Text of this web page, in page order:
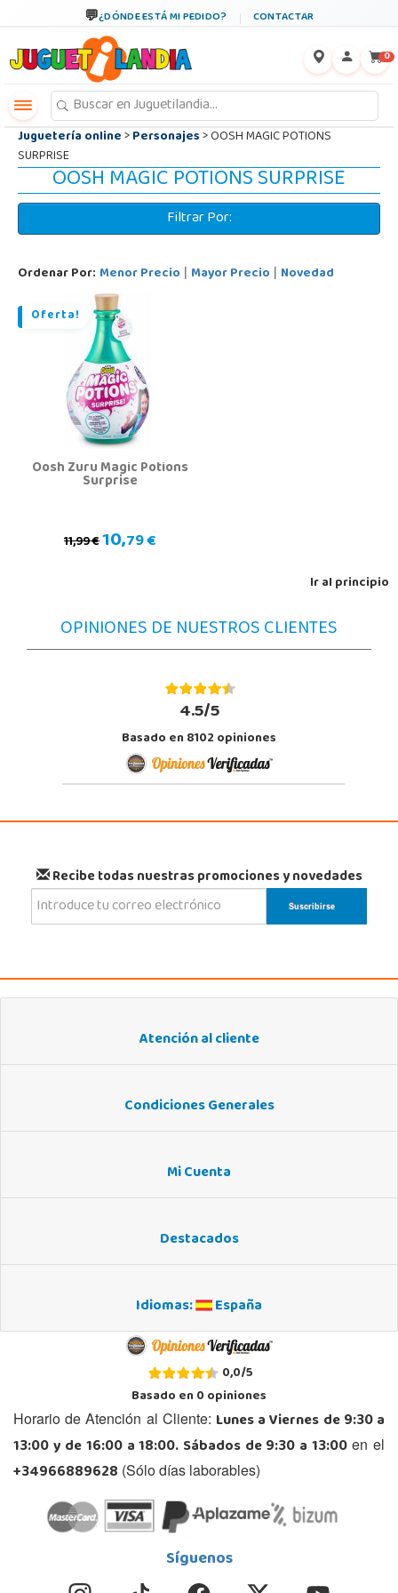
¿DÓNDE ESTÁ MI PEDIDO? CONTACTAR
0
Juguetería online>Personajes> OOSH MAGIC POTIONS
SURPRISE
OOSH MAGIC POTIONS SURPRISE
Filtrar Por:
Ordenar Por: Menor Precio | Mayor Precio | Novedad
Oferta!
Oosh Zuru Magic Potions
Surprise
11,99 €10,79 €
Ir al principio
OPINIONES DE NUESTROS CLIENTES
4.5/5
Basado en 8102 opiniones
Recibe todas nuestras promociones y novedades
Atención al cliente
Condiciones Generales
Mi Cuenta
Destacados
Idiomas: España
0,0/5
Basado en0opiniones
Horario de Atención al Cliente: Lunes a Viernes de 9:30 a
13:00 y de 16:00 a 18:00. Sábados de 9:30 a 13:00en el
+34966889628 (Sólo días laborables)
Síguenos